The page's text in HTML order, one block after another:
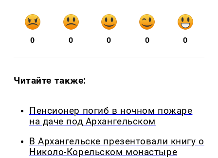
0 0 0 0 0
Читайте также:
Пенсионер погиб в ночном пожаре
на даче под Архангельском
В Архангельске презентовали книгу о
Николо-Корельском монастыре